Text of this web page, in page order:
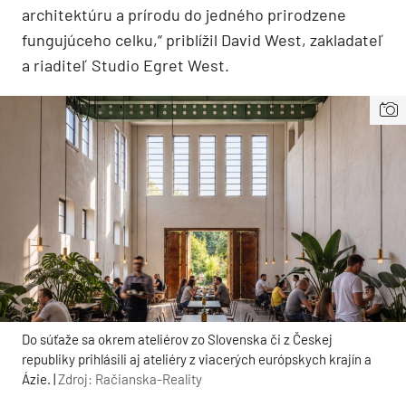
architektúru a prírodu do jedného prirodzene
fungujúceho celku,“ priblížil David West, zakladateľ
a riaditeľ Studio Egret West.
Do súťaže sa okrem ateliérov zo Slovenska či z Českej
republiky prihlásili aj ateliéry z viacerých európskych krajín a
Ázie. |Zdroj: Račianska-Reality